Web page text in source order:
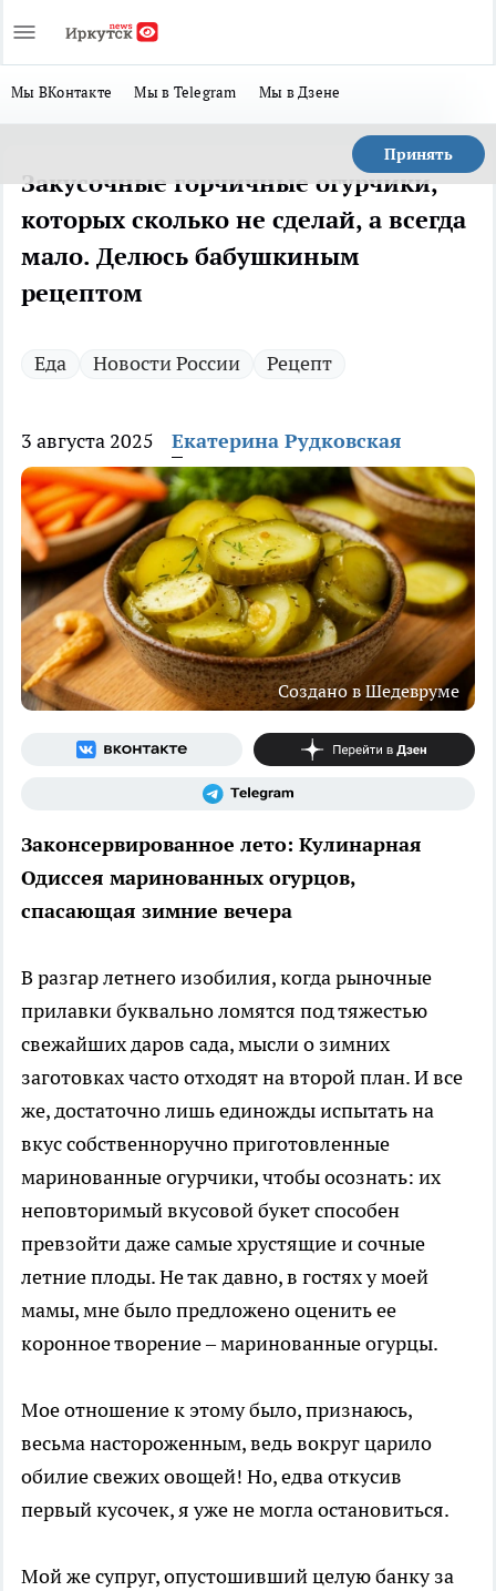
Мы ВКонтакте Мы в Telegram Мы в Дзене
Принять
Закусочные горчичные огурчики,
которых сколько не сделай, а всегда
мало. Делюсь бабушкиным
рецептом
Еда Новости России Рецепт
3 августа 2025 Екатерина Рудковская
Создано в Шедевруме
Законсервированное лето: Кулинарная
Одиссея маринованных огурцов,
спасающая зимние вечера
В разгар летнего изобилия, когда рыночные
прилавки буквально ломятся под тяжестью
свежайших даров сада, мысли о зимних
заготовках часто отходят на второй план. И все
же, достаточно лишь единожды испытать на
вкус собственноручно приготовленные
маринованные огурчики, чтобы осознать: их
неповторимый вкусовой букет способен
превзойти даже самые хрустящие и сочные
летние плоды. Не так давно, в гостях у моей
мамы, мне было предложено оценить ее
коронное творение – маринованные огурцы.
Мое отношение к этому было, признаюсь,
весьма настороженным, ведь вокруг царило
обилие свежих овощей! Но, едва откусив
первый кусочек, я уже не могла остановиться.
Мой же супруг, опустошивший целую банку за